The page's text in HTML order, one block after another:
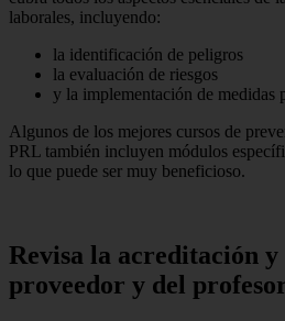
laborales, incluyendo:
la identificación de peligros
la evaluación de riesgos
y la implementación de medidas
Algunos de los mejores cursos de
PRL también incluyen módulos
lo que puede ser muy beneficioso.
Revisa la acreditación y
proveedor y del